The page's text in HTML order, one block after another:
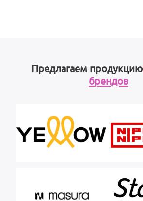
Предлагаем продукцию
брендов